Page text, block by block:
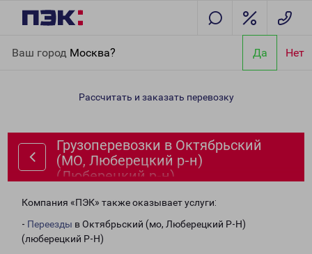
Ваш город Москва? Да Нет
Люберецкий р-н) (Люберецкий р-н)
Рассчитать и заказать перевозку
Грузоперевозки в Октябрьский
(МО, Люберецкий р-н)
(Люберецкий р-н)
Компания «ПЭК» также оказывает услуги:
- Переезды в Октябрьский (мо, Люберецкий Р-Н)
(люберецкий Р-Н)